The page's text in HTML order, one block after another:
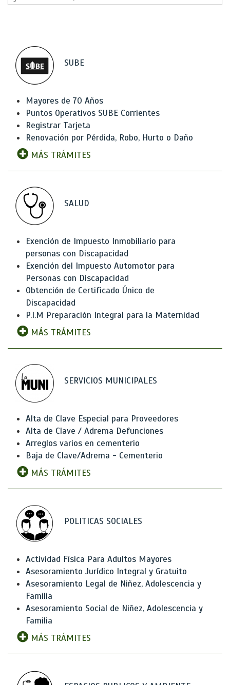
SUBE
Mayores de 70 Años
Puntos Operativos SUBE Corrientes
Registrar Tarjeta
Renovación por Pérdida, Robo, Hurto o Daño
MÁS TRÁMITES
SALUD
Exención de Impuesto Inmobiliario para
personas con Discapacidad
Exención del Impuesto Automotor para
Personas con Discapacidad
Obtención de Certificado Único de
Discapacidad
P.I.M Preparación Integral para la Maternidad
MÁS TRÁMITES
SERVICIOS MUNICIPALES
Alta de Clave Especial para Proveedores
Alta de Clave / Adrema Defunciones
Arreglos varios en cementerio
Baja de Clave/Adrema - Cementerio
MÁS TRÁMITES
POLITICAS SOCIALES
Actividad Física Para Adultos Mayores
Asesoramiento Jurídico Integral y Gratuito
Asesoramiento Legal de Niñez, Adolescencia y
Familia
Asesoramiento Social de Niñez, Adolescencia y
Familia
MÁS TRÁMITES